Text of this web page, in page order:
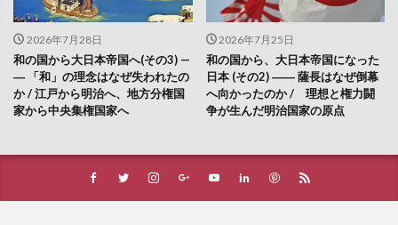
2026年7月28日
和の国から大日本帝国へ(その3) —
― 「和」の理念はなぜ失われたの
か / 江戸から明治へ、地方分権国
家から中央集権国家へ
2026年7月25日
和の国から、大日本帝国になった
日本 (その2) ―― 薩長はなぜ倒幕
へ向かったのか / 理想と権力闘
争が生んだ明治国家の原点